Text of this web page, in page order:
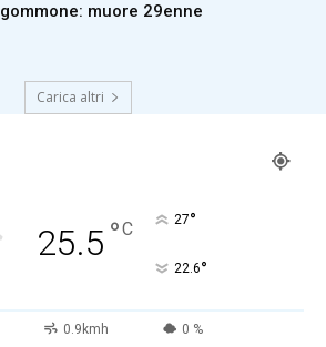
gommone: muore 29enne
Carica altri
25.5 °C 27°
22.6°
0.9kmh 0 %